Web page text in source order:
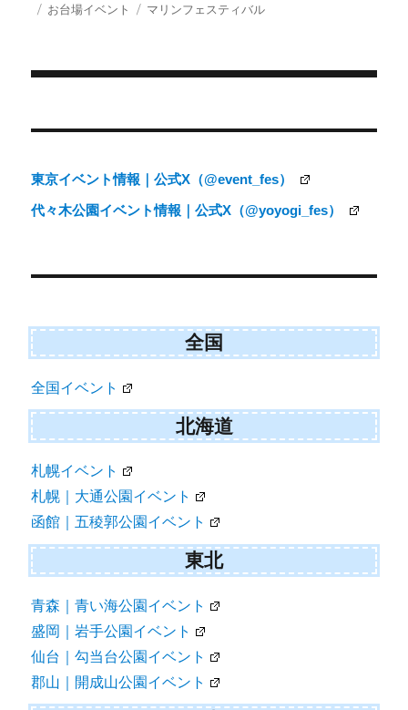
w
i
r
e
b
i
l
投 カ
お台場イベント
タ
マリンフェスティバル
稿
ビ
ゲ
シ
ン
東京イベント情報｜公式X（@event_fes）
代々木公園イベント情報｜公式X（@yoyogi_fes）
全国
全国イベント
北海道
札幌イベント
札幌｜大通公園イベント
函館｜五稜郭公園イベント
東北
青森｜青い海公園イベント
盛岡｜岩手公園イベント
仙台｜勾当台公園イベント
郡山｜開成山公園イベント